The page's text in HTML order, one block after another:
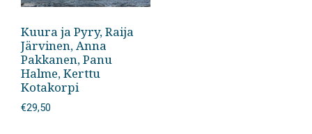
Kuura ja Pyry, Raija
Järvinen, Anna
Pakkanen, Panu
Halme, Kerttu
Kotakorpi
€29,50